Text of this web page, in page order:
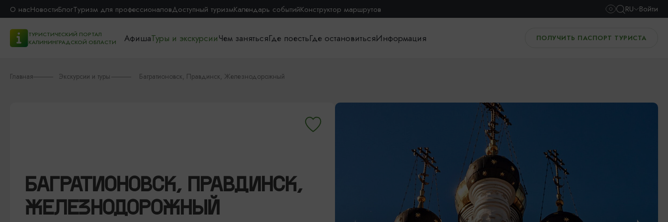
О насНовостиБлогТуризм для профессионаловДоступный туризмКалендарь событийКонструктор маршрутов RU Войти
ТУРИСТИЧЕСКИЙ ПОРТАЛ
КАЛИНИНГРАДСКОЙ ОБЛАСТИ
АфишаТуры и экскурсииЧем занятьсяГде поестьГде остановитьсяИнформация ПОЛУЧИТЬ ПАСПОРТ ТУРИСТА
Главная Экскурсии и туры Багратионовск, Правдинск, Железнодорожный
БАГРАТИОНОВСК, ПРАВДИНСК,
ЖЕЛЕЗНОДОРОЖНЫЙ